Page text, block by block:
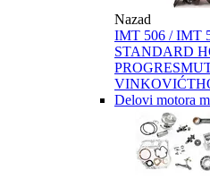
Nazad
IMT 506 / IMT
STANDARD
PROGRES
VINKOVIĆ
Delovi motora